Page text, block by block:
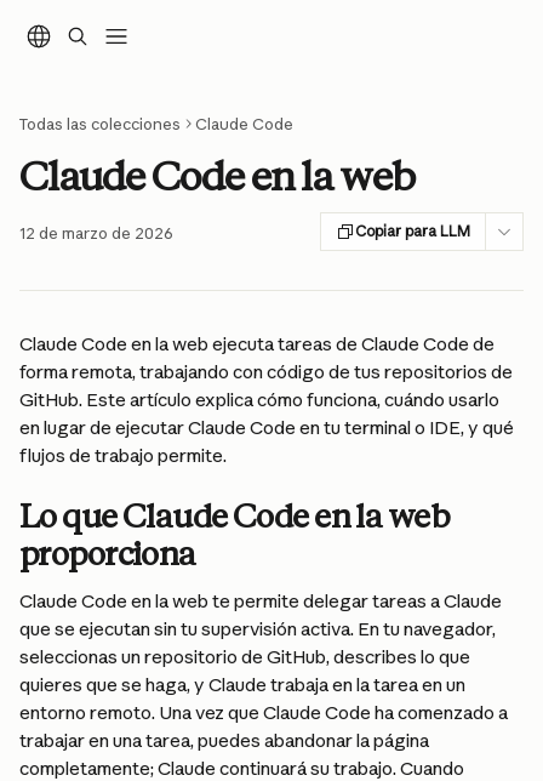
Todas las colecciones Claude Code
Claude Code en la web
12 de marzo de 2026 Copiar para LLM
Claude Code en la web ejecuta tareas de Claude Code de
forma remota, trabajando con código de tus repositorios de
GitHub. Este artículo explica cómo funciona, cuándo usarlo
en lugar de ejecutar Claude Code en tu terminal o IDE, y qué
flujos de trabajo permite.
Lo que Claude Code en la web
proporciona
Claude Code en la web te permite delegar tareas a Claude
que se ejecutan sin tu supervisión activa. En tu navegador,
seleccionas un repositorio de GitHub, describes lo que
quieres que se haga, y Claude trabaja en la tarea en un
entorno remoto. Una vez que Claude Code ha comenzado a
trabajar en una tarea, puedes abandonar la página
completamente; Claude continuará su trabajo. Cuando